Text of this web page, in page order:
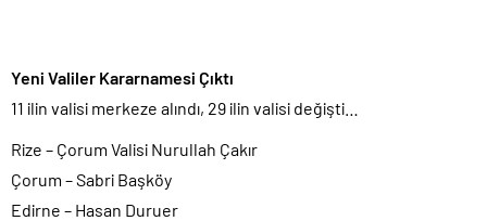
Yeni Valiler Kararnamesi Çıktı
11 ilin valisi merkeze alındı, 29 ilin valisi değişti…
Rize – Çorum Valisi Nurullah Çakır
Çorum – Sabri Başköy
Edirne – Hasan Duruer